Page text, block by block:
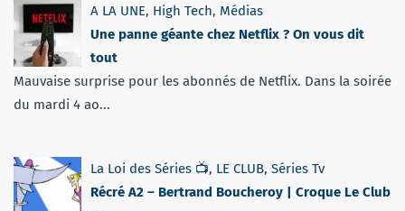
A LA UNE, High Tech, Médias
Une panne géante chez Netflix ? On vous dit
tout
Mauvaise surprise pour les abonnés de Netflix. Dans la soirée
du mardi 4 ao...
La Loi des Séries 📺, LE CLUB, Séries Tv
Récré A2 – Bertrand Boucheroy | Croque Le Club